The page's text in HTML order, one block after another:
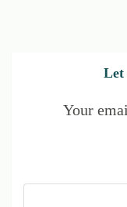
Let
Your